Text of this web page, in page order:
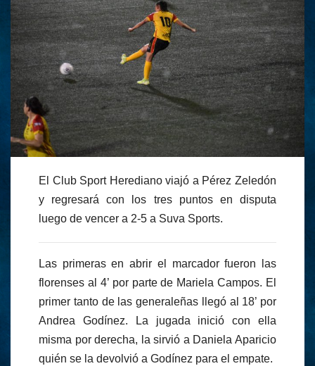
El Club Sport Herediano viajó a Pérez Zeledón
y regresará con los tres puntos en disputa
luego de vencer a 2-5 a Suva Sports.
Las primeras en abrir el marcador fueron las
florenses al 4’ por parte de Mariela Campos. El
primer tanto de las generaleñas llegó al 18’ por
Andrea Godínez. La jugada inició con ella
misma por derecha, la sirvió a Daniela Aparicio
quién se la devolvió a Godínez para el empate.